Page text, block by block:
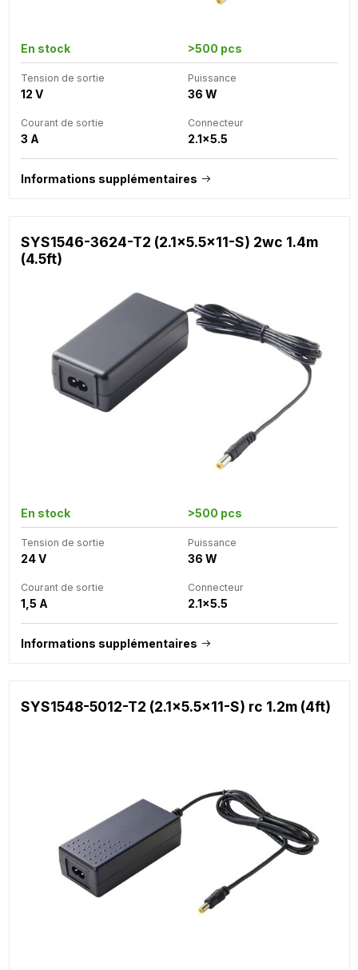
En stock >500 pcs
Tension de sortie
12 V
Puissance
36 W
Courant de sortie
3 A
Connecteur
2.1x5.5
Informations supplémentaires
SYS1546-3624-T2 (2.1x5.5x11-S) 2wc 1.4m
(4.5ft)
En stock >500 pcs
Tension de sortie
24 V
Puissance
36 W
Courant de sortie
1,5 A
Connecteur
2.1x5.5
Informations supplémentaires
SYS1548-5012-T2 (2.1x5.5x11-S) rc 1.2m (4ft)